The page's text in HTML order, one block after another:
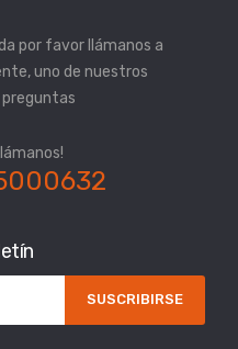
por favor llámanos a
uno de nuestros
SUSCRIBIRSE